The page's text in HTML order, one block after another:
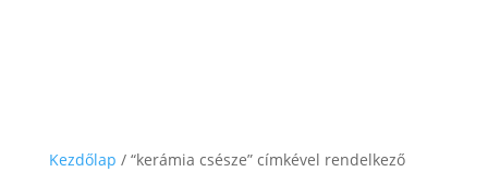
Kezdőlap / “kerámia csésze” címkével rendelkező